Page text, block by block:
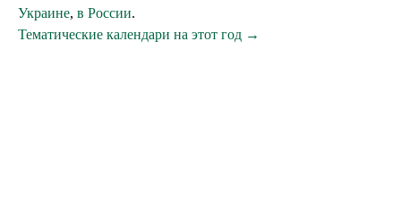
Украине, в России.
Тематические календари на этот год →